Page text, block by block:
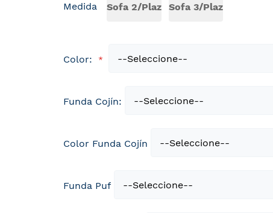
Medida Sofa 2/Plaz Sofa 3/Plaz
Color:
Funda Cojín:
Color Funda Cojín
Funda Puf